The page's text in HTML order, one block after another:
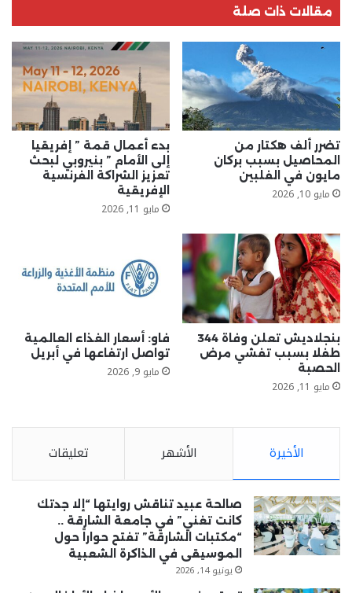
مقالات ذات صلة
تضرر ألف هكتار من
المحاصيل بسبب بركان
مايون في الفلبين
مايو 10, 2026
بدء أعمال قمة ” إفريقيا
إلى الأمام ” بنيروبي لبحث
تعزيز الشراكة الفرنسية
الإفريقية
مايو 11, 2026
بنجلاديش تعلن وفاة 344
طفلا بسبب تفشي مرض
الحصبة
مايو 11, 2026
فاو: أسعار الغذاء العالمية
تواصل ارتفاعها في أبريل
مايو 9, 2026
الأخيرة الأشهر تعليقات
صالحة عبيد تناقش روايتها “إلا جدتك
كانت تغني” في جامعة الشارقة ..
“مكتبات الشارقة” تفتح حواراً حول
الموسيقى في الذاكرة الشعبية
يونيو 14, 2026